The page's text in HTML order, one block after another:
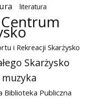
literatura
i Rekreacji Skarżysko
Skarżysko
muzyka
Biblioteka Publiczna